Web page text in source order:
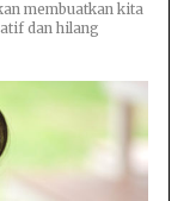
membuatkan kita
dan hilang